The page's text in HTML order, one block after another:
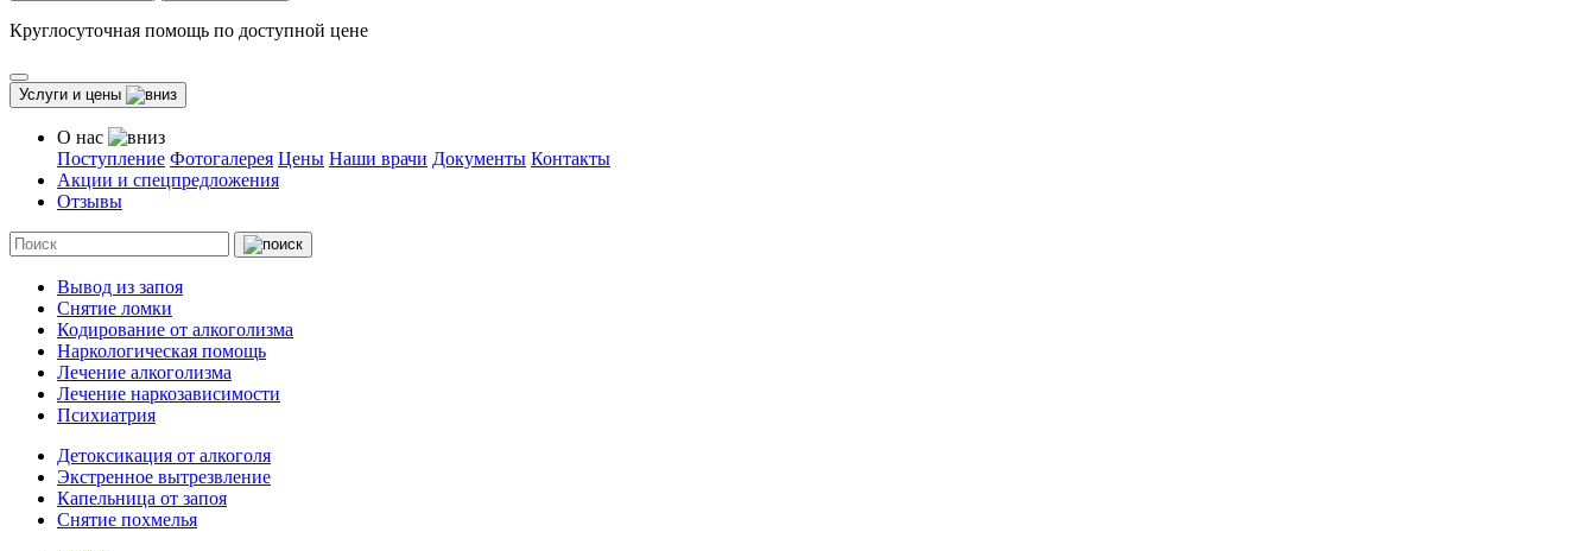
Круглосуточная помощь по доступной цене
Услуги и цены
О нас
Поступление Фотогалерея Цены Наши врачи Документы Контакты
Акции и спецпредложения
Отзывы
Вывод из запоя
Снятие ломки
Кодирование от алкоголизма
Наркологическая помощь
Лечение алкоголизма
Лечение наркозависимости
Психиатрия
Детоксикация от алкоголя
Экстренное вытрезвление
Капельница от запоя
Снятие похмелья